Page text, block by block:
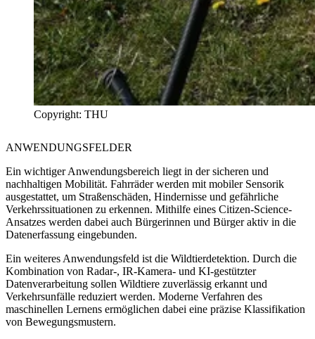
Copyright: THU
ANWENDUNGSFELDER
Ein wichtiger Anwendungsbereich liegt in der sicheren und
nachhaltigen Mobilität. Fahrräder werden mit mobiler Sensorik
ausgestattet, um Straßenschäden, Hindernisse und gefährliche
Verkehrssituationen zu erkennen. Mithilfe eines Citizen-Science-
Ansatzes werden dabei auch Bürgerinnen und Bürger aktiv in die
Datenerfassung eingebunden.
Ein weiteres Anwendungsfeld ist die Wildtierdetektion. Durch die
Kombination von Radar-, IR-Kamera- und KI-gestützter
Datenverarbeitung sollen Wildtiere zuverlässig erkannt und
Verkehrsunfälle reduziert werden. Moderne Verfahren des
maschinellen Lernens ermöglichen dabei eine präzise Klassifikation
von Bewegungsmustern.